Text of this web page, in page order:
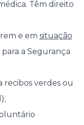
Têm direito
e em situação
a Segurança
recibos verdes ou